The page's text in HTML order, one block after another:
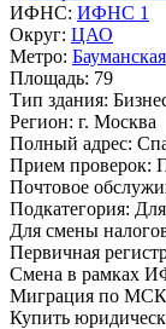
ИФНС: ИФНС 1
Округ: ЦАО
Метро: Бауманская
Площадь: 79
Тип здания:
Регион: г. Москва
Полный адрес:
Прием проверок:
Почтовое
Подкатегория:
Для смены
Первичная
Смена в рамках
Миграция по
Купить